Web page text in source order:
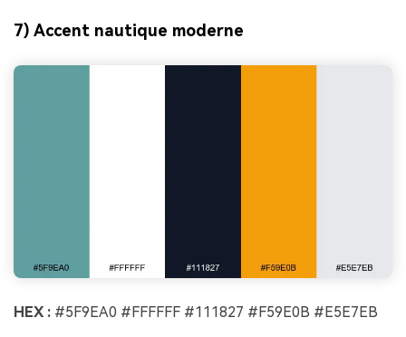
7) Accent nautique moderne
HEX : #5F9EA0 #FFFFFF #111827 #F59E0B #E5E7EB